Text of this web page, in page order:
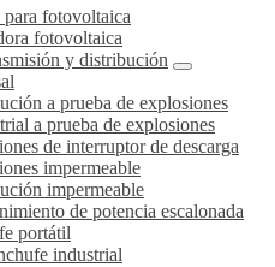
fotovoltaica
fotovoltaica
y distribución
a prueba de explosiones
a prueba de explosiones
de interruptor de descarga
impermeable
impermeable
de potencia escalonada
portátil
industrial